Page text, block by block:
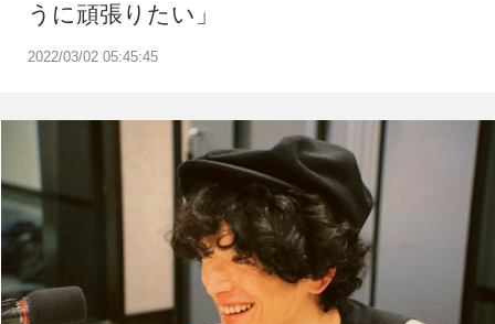
2022/03/02 05:45:45
うに頑張りたい」